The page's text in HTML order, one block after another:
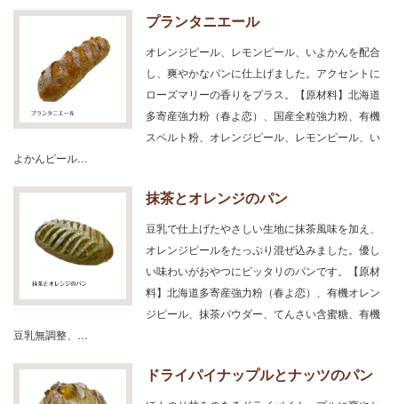
プランタニエール
オレンジピール、レモンピール、いよかんを配合
し、爽やかなパンに仕上げました。アクセントに
ローズマリーの香りをプラス。【原材料】北海道
多寄産強力粉（春よ恋）、国産全粒強力粉、有機
スペルト粉、オレンジピール、レモンピール、い
よかんピール…
抹茶とオレンジのパン
豆乳で仕上げたやさしい生地に抹茶風味を加え、
オレンジピールをたっぷり混ぜ込みました。優し
い味わいがおやつにピッタリのパンです。【原材
料】北海道多寄産強力粉（春よ恋）、有機オレン
ジピール、抹茶パウダー、てんさい含蜜糖、有機
豆乳無調整、…
ドライパイナップルとナッツのパン